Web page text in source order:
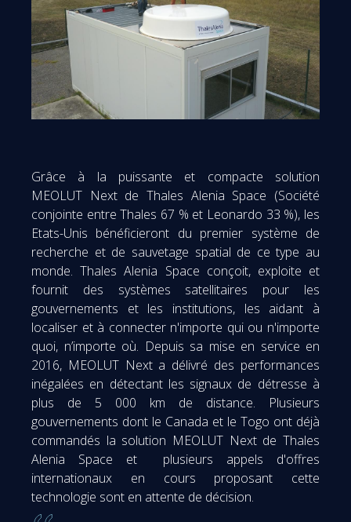
Grâce à la puissante et compacte solution
MEOLUT Next de Thales Alenia Space (Société
conjointe entre Thales 67 % et Leonardo 33 %), les
Etats-Unis bénéficieront du premier système de
recherche et de sauvetage spatial de ce type au
monde. Thales Alenia Space conçoit, exploite et
fournit des systèmes satellitaires pour les
gouvernements et les institutions, les aidant à
localiser et à connecter n'importe qui ou n'importe
quoi, n’importe où. Depuis sa mise en service en
2016, MEOLUT Next a délivré des performances
inégalées en détectant les signaux de détresse à
plus de 5 000 km de distance. Plusieurs
gouvernements dont le Canada et le Togo ont déjà
commandés la solution MEOLUT Next de Thales
Alenia Space et plusieurs appels d'offres
internationaux en cours proposant cette
technologie sont en attente de décision.